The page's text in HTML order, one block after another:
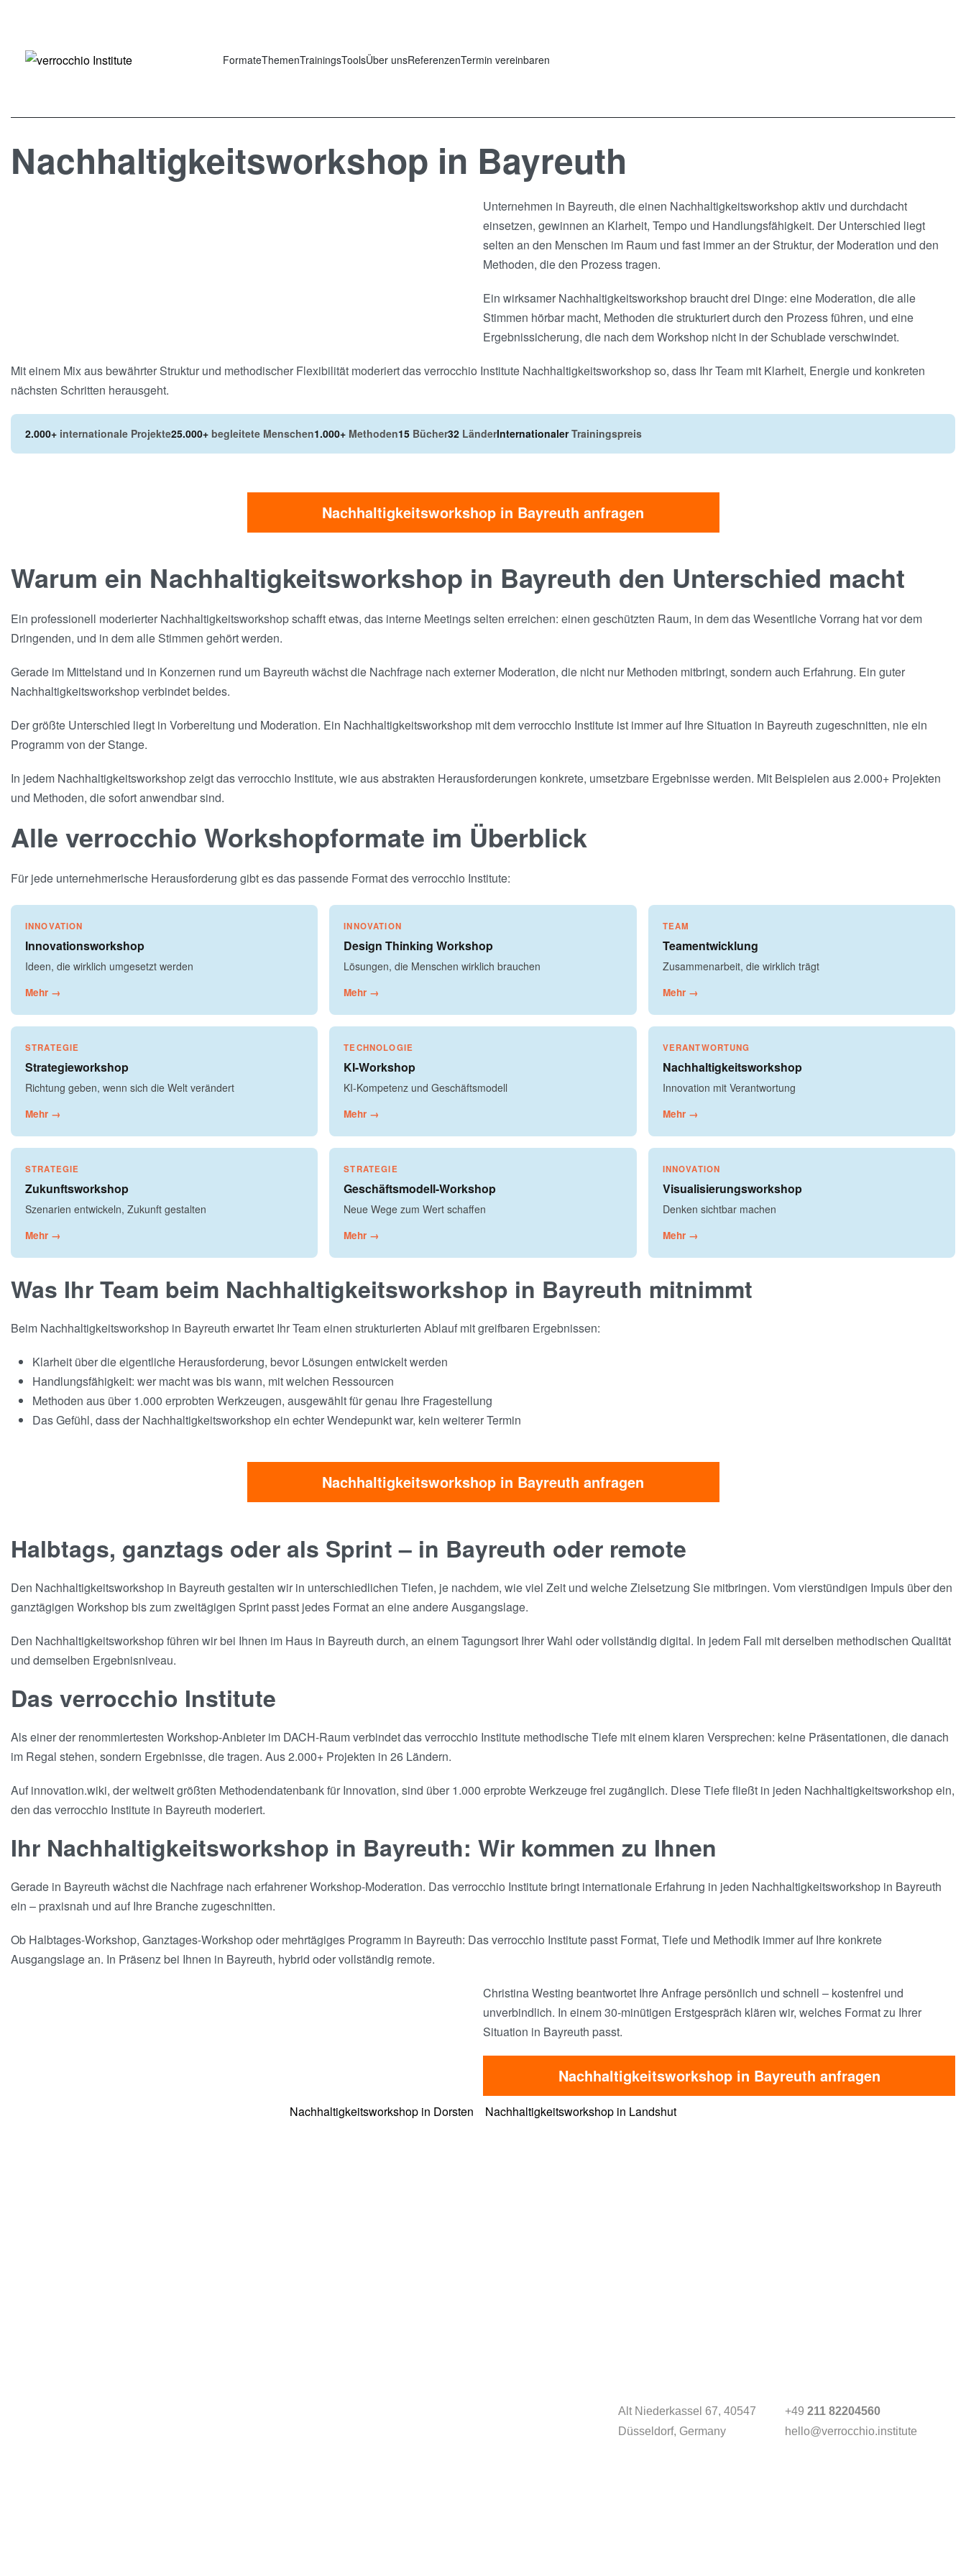
FormateThemenTrainingsToolsÜber unsReferenzenTermin vereinbaren
Nachhaltigkeitsworkshop in Bayreuth
Unternehmen in Bayreuth, die einen Nachhaltigkeitsworkshop aktiv und durchdacht
einsetzen, gewinnen an Klarheit, Tempo und Handlungsfähigkeit. Der Unterschied liegt
selten an den Menschen im Raum und fast immer an der Struktur, der Moderation und den
Methoden, die den Prozess tragen.
Ein wirksamer Nachhaltigkeitsworkshop braucht drei Dinge: eine Moderation, die alle
Stimmen hörbar macht, Methoden die strukturiert durch den Prozess führen, und eine
Ergebnissicherung, die nach dem Workshop nicht in der Schublade verschwindet.
Mit einem Mix aus bewährter Struktur und methodischer Flexibilität moderiert das verrocchio Institute Nachhaltigkeitsworkshop so, dass Ihr Team mit Klarheit, Energie und konkreten
nächsten Schritten herausgeht.
2.000+ internationale Projekte25.000+ begleitete Menschen1.000+ Methoden15 Bücher32 LänderInternationalerTrainingspreis
Nachhaltigkeitsworkshop in Bayreuth anfragen
Warum ein Nachhaltigkeitsworkshop in Bayreuth den Unterschied macht
Ein professionell moderierter Nachhaltigkeitsworkshop schafft etwas, das interne Meetings selten erreichen: einen geschützten Raum, in dem das Wesentliche Vorrang hat vor dem
Dringenden, und in dem alle Stimmen gehört werden.
Gerade im Mittelstand und in Konzernen rund um Bayreuth wächst die Nachfrage nach externer Moderation, die nicht nur Methoden mitbringt, sondern auch Erfahrung. Ein guter
Nachhaltigkeitsworkshop verbindet beides.
Der größte Unterschied liegt in Vorbereitung und Moderation. Ein Nachhaltigkeitsworkshop mit dem verrocchio Institute ist immer auf Ihre Situation in Bayreuth zugeschnitten, nie ein
Programm von der Stange.
In jedem Nachhaltigkeitsworkshop zeigt das verrocchio Institute, wie aus abstrakten Herausforderungen konkrete, umsetzbare Ergebnisse werden. Mit Beispielen aus 2.000+ Projekten
und Methoden, die sofort anwendbar sind.
Alle verrocchio Workshopformate im Überblick
Für jede unternehmerische Herausforderung gibt es das passende Format des verrocchio Institute:
INNOVATION
Innovationsworkshop
Ideen, die wirklich umgesetzt werden
Mehr →
INNOVATION
Design Thinking Workshop
Lösungen, die Menschen wirklich brauchen
Mehr →
TEAM
Teamentwicklung
Zusammenarbeit, die wirklich trägt
Mehr →
STRATEGIE
Strategieworkshop
Richtung geben, wenn sich die Welt verändert
Mehr →
TECHNOLOGIE
KI-Workshop
KI-Kompetenz und Geschäftsmodell
Mehr →
VERANTWORTUNG
Nachhaltigkeitsworkshop
Innovation mit Verantwortung
Mehr →
STRATEGIE
Zukunftsworkshop
Szenarien entwickeln, Zukunft gestalten
Mehr →
STRATEGIE
Geschäftsmodell-Workshop
Neue Wege zum Wert schaffen
Mehr →
INNOVATION
Visualisierungsworkshop
Denken sichtbar machen
Mehr →
Was Ihr Team beim Nachhaltigkeitsworkshop in Bayreuth mitnimmt
Beim Nachhaltigkeitsworkshop in Bayreuth erwartet Ihr Team einen strukturierten Ablauf mit greifbaren Ergebnissen:
Klarheit über die eigentliche Herausforderung, bevor Lösungen entwickelt werden
Handlungsfähigkeit: wer macht was bis wann, mit welchen Ressourcen
Methoden aus über 1.000 erprobten Werkzeugen, ausgewählt für genau Ihre Fragestellung
Das Gefühl, dass der Nachhaltigkeitsworkshop ein echter Wendepunkt war, kein weiterer Termin
Nachhaltigkeitsworkshop in Bayreuth anfragen
Halbtags, ganztags oder als Sprint – in Bayreuth oder remote
Den Nachhaltigkeitsworkshop in Bayreuth gestalten wir in unterschiedlichen Tiefen, je nachdem, wie viel Zeit und welche Zielsetzung Sie mitbringen. Vom vierstündigen Impuls über den
ganztägigen Workshop bis zum zweitägigen Sprint passt jedes Format an eine andere Ausgangslage.
Den Nachhaltigkeitsworkshop führen wir bei Ihnen im Haus in Bayreuth durch, an einem Tagungsort Ihrer Wahl oder vollständig digital. In jedem Fall mit derselben methodischen Qualität
und demselben Ergebnisniveau.
Das verrocchio Institute
Als einer der renommiertesten Workshop-Anbieter im DACH-Raum verbindet das verrocchio Institute methodische Tiefe mit einem klaren Versprechen: keine Präsentationen, die danach
im Regal stehen, sondern Ergebnisse, die tragen. Aus 2.000+ Projekten in 26 Ländern.
Auf innovation.wiki, der weltweit größten Methodendatenbank für Innovation, sind über 1.000 erprobte Werkzeuge frei zugänglich. Diese Tiefe fließt in jeden Nachhaltigkeitsworkshop ein,
den das verrocchio Institute in Bayreuth moderiert.
Ihr Nachhaltigkeitsworkshop in Bayreuth: Wir kommen zu Ihnen
Gerade in Bayreuth wächst die Nachfrage nach erfahrener Workshop-Moderation. Das verrocchio Institute bringt internationale Erfahrung in jeden Nachhaltigkeitsworkshop in Bayreuth
ein – praxisnah und auf Ihre Branche zugeschnitten.
Ob Halbtages-Workshop, Ganztages-Workshop oder mehrtägiges Programm in Bayreuth: Das verrocchio Institute passt Format, Tiefe und Methodik immer auf Ihre konkrete
Ausgangslage an. In Präsenz bei Ihnen in Bayreuth, hybrid oder vollständig remote.
Christina Westing beantwortet Ihre Anfrage persönlich und schnell – kostenfrei und
unverbindlich. In einem 30-minütigen Erstgespräch klären wir, welches Format zu Ihrer
Situation in Bayreuth passt.
Nachhaltigkeitsworkshop in Bayreuth anfragen
Nachhaltigkeitsworkshop in Dorsten Nachhaltigkeitsworkshop in Landshut
Alt Niederkassel 67, 40547
Düsseldorf, Germany
+49211 82204560
hello@verrocchio.institute